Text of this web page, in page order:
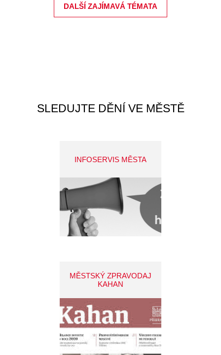
DALŠÍ ZAJÍMAVÁ TÉMATA
SLEDUJTE DĚNÍ VE MĚSTĚ
INFOSERVIS MĚSTA
MĚSTSKÝ ZPRAVODAJ
KAHAN